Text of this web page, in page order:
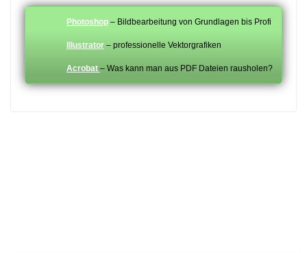
Photoshop – Bildbearbeitung von Grundlagen bis Profi
Illustrator – professionelle Vektorgrafiken
Acrobat – Was kann man aus PDF Dateien rausholen?